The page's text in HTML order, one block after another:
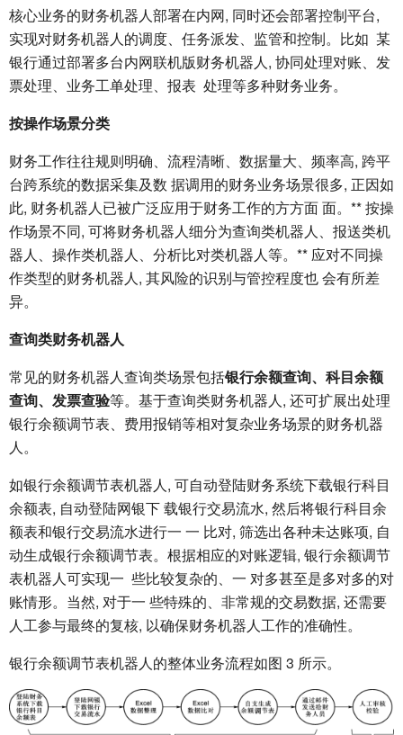
核心业务的财务机器人部署在内网, 同时还会部署控制平台,
实现对财务机器人的调度、任务派发、监管和控制。比如 某
银行通过部署多台内网联机版财务机器人, 协同处理对账、发
票处理、业务工单处理、报表 处理等多种财务业务。
按操作场景分类
财务工作往往规则明确、流程清晰、数据量大、频率高, 跨平
台跨系统的数据采集及数 据调用的财务业务场景很多, 正因如
此, 财务机器人已被广泛应用于财务工作的方方面 面。** 按操
作场景不同, 可将财务机器人细分为查询类机器人、报送类机
器人、操作类机器人、分析比对类机器人等。** 应对不同操
作类型的财务机器人, 其风险的识别与管控程度也 会有所差
异。
查询类财务机器人
常见的财务机器人查询类场景包括银行余额查询、科目余额
查询、发票查验等。基于查询类财务机器人, 还可扩展出处理
银行余额调节表、费用报销等相对复杂业务场景的财务机器
人。
如银行余额调节表机器人, 可自动登陆财务系统下载银行科目
余额表, 自动登陆网银下 载银行交易流水, 然后将银行科目余
额表和银行交易流水进行一 一 比对, 筛选出各种未达账项, 自
动生成银行余额调节表。根据相应的对账逻辑, 银行余额调节
表机器人可实现一 些比较复杂的、一 对多甚至是多对多的对
账情形。当然, 对于一 些特殊的、非常规的交易数据, 还需要
人工参与最终的复核, 以确保财务机器人工作的准确性。
银行余额调节表机器人的整体业务流程如图 3 所示。